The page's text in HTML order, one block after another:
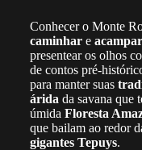
Conhecer o Monte
caminhare acampar
presentear os olhos
de contos pré-
para manter suas
árida da savana que
úmida Floresta
que bailam ao redor
gigantes Tepuys.